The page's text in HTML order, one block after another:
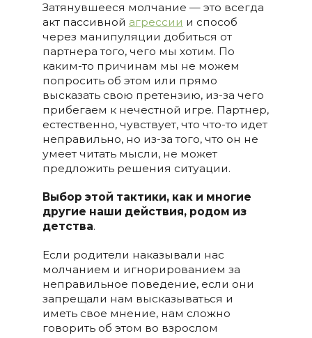
Затянувшееся молчание — это всегда
акт пассивной агрессии и способ
через манипуляции добиться от
партнера того, чего мы хотим. По
каким-то причинам мы не можем
попросить об этом или прямо
высказать свою претензию, из-за чего
прибегаем к нечестной игре. Партнер,
естественно, чувствует, что что-то идет
неправильно, но из-за того, что он не
умеет читать мысли, не может
предложить решения ситуации.
Выбор этой тактики, как и многие
другие наши действия, родом из
детства.
Если родители наказывали нас
молчанием и игнорированием за
неправильное поведение, если они
запрещали нам высказываться и
иметь свое мнение, нам сложно
говорить об этом во взрослом